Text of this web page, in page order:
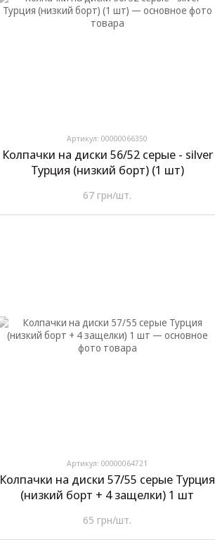
Артикул: 00000066350
Колпачки на диски 56/52 серые - silver
Турция (низкий борт) (1 шт)
67 грн/шт.
Артикул: 00000064721
Колпачки на диски 57/55 серые Турция
(низкий борт + 4 защелки) 1 шт
65 грн/шт.